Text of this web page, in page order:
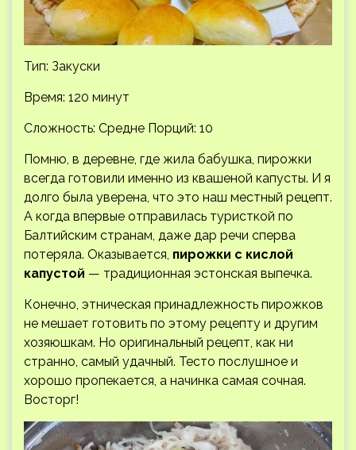
Тип: Закуски
Время: 120 минут
Сложность: Средне Порций: 10
Помню, в деревне, где жила бабушка, пирожки
всегда готовили именно из квашеной капусты. И я
долго была уверена, что это наш местный рецепт.
А когда впервые отправилась туристкой по
Балтийским странам, даже дар речи сперва
потеряла. Оказывается, пирожки с кислой
капустой — традиционная эстонская выпечка.
Конечно, этническая принадлежность пирожков
не мешает готовить по этому рецепту и другим
хозяюшкам. Но оригинальный рецепт, как ни
странно, самый удачный. Тесто послушное и
хорошо пропекается, а начинка самая сочная.
Восторг!